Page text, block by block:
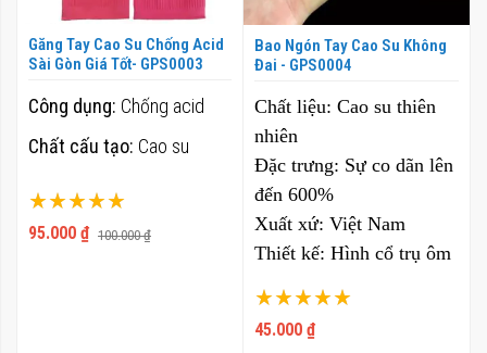
Găng Tay Cao Su Chống Acid
Sài Gòn Giá Tốt- GPS0003
Xếp hạng:
100%
95.000 ₫ 100.000 ₫
Công dụng: Chống acid
Chất cấu tạo: Cao su
Bao Ngón Tay Cao Su Không
Đai - GPS0004
Xếp hạng:
100%
45.000 ₫
Chất liệu: Cao su thiên
nhiên
Đặc trưng: Sự co dãn lên
đến 600%
Xuất xứ: Việt Nam
Thiết kế: Hình cổ trụ ôm
Màu sắc:Trắng, vàng,
hồng, đen